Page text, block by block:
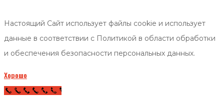
Настоящий Сайт использует файлы cookie и использует
данные в соответствии с Политикой в области обработки
и обеспечения безопасности персональных данных.
Хорошо
Call Now Button